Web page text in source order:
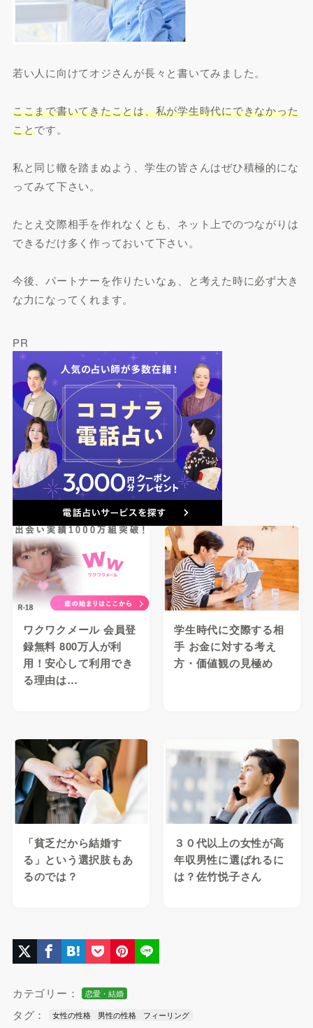
若い人に向けてオジさんが長々と書いてみました。
ここまで書いてきたことは、私が学生時代にできなかった
ことです。
私と同じ轍を踏まぬよう、学生の皆さんはぜひ積極的にな
ってみて下さい。
たとえ交際相手を作れなくとも、ネット上でのつながりは
できるだけ多く作っておいて下さい。
今後、パートナーを作りたいなぁ、と考えた時に必ず大き
な力になってくれます。
PR
ワクワクメール 会員登
録無料 800万人が利
用！安心して利用でき
る理由は…
学生時代に交際する相
手 お金に対する考え
方・価値観の見極め
「貧乏だから結婚す
る」という選択肢もあ
るのでは？
３０代以上の女性が高
年収男性に選ばれるに
は？佐竹悦子さん
カテゴリー： 恋愛・結婚
タグ： 女性の性格 男性の性格 フィーリング